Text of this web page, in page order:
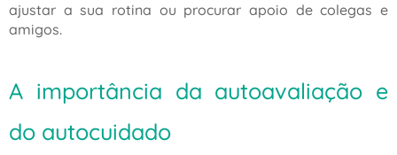
ajustar a sua rotina ou procurar apoio de colegas e
amigos.
A importância da autoavaliação e
do autocuidado